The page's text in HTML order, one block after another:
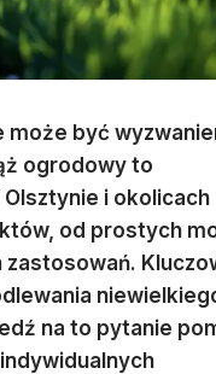
może być
ogrodowy to
i okolicach
od prostych
na to pytanie